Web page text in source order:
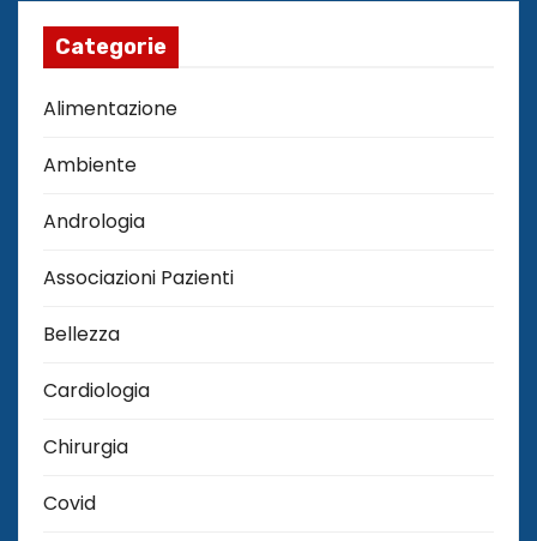
Categorie
Alimentazione
Ambiente
Andrologia
Associazioni Pazienti
Bellezza
Cardiologia
Chirurgia
Covid